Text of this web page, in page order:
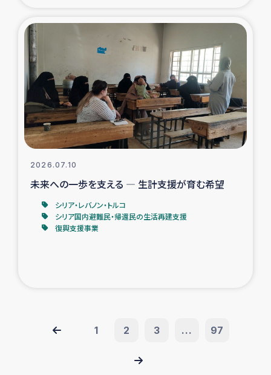
2026.07.10
未来への一歩を支える ― 生計支援が育む希望
シリア・レバノン・トルコ
シリア国内避難民・帰還民の生活再建支援
復興支援事業
1 2 3 ... 97